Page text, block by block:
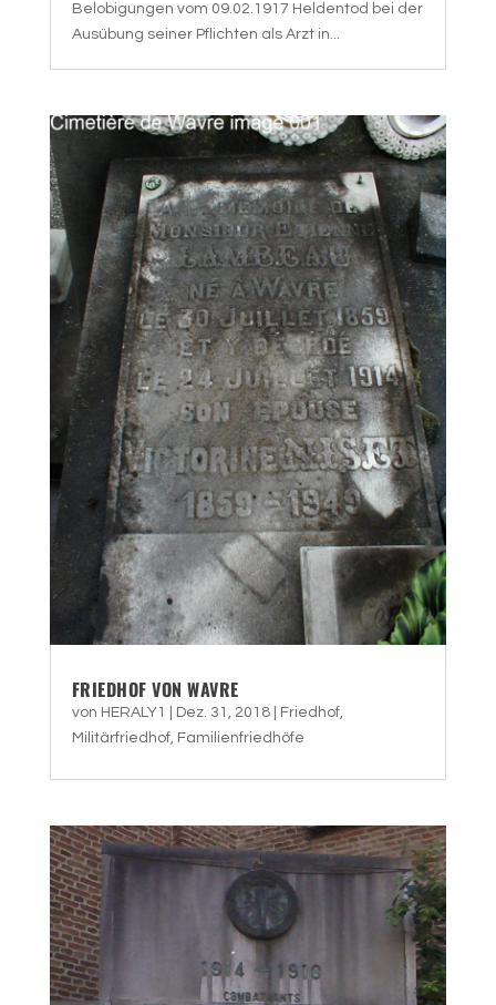
Belobigungen vom 09.02.1917 Heldentod bei der
Ausübung seiner Pflichten als Arzt in...
FRIEDHOF VON WAVRE
von HERALY1 Dez. 31, 2018| Friedhof,
Militärfriedhof, Familienfriedhöfe